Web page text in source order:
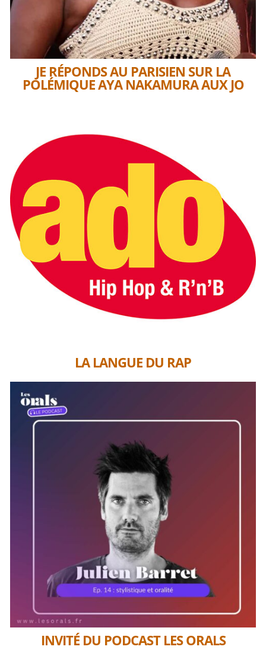
JE RÉPONDS AU PARISIEN SUR LA
POLÉMIQUE AYA NAKAMURA AUX JO
LA LANGUE DU RAP
INVITÉ DU PODCAST LES ORALS